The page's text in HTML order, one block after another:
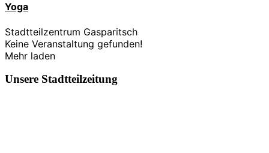
Yoga
Stadtteilzentrum Gasparitsch
Keine Veranstaltung gefunden!
Mehr laden
Unsere Stadtteilzeitung